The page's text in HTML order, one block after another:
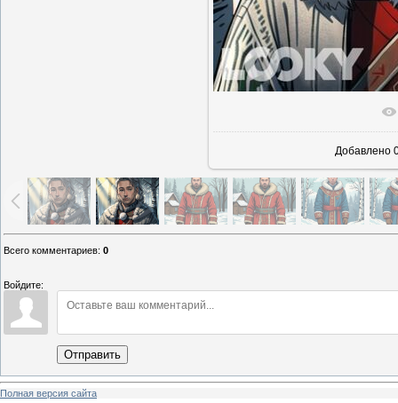
В
Добавлено
Всего комментариев: 0
Войдите:
Отправить
Полная версия сайта